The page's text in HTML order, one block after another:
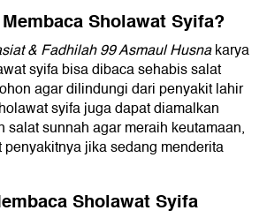
Sholawat Syifa?
& Fadhilah 99 Asmaul Husnakarya
syifa bisa dibaca sehabis salat
agar dilindungi dari penyakit lahir
syifa juga dapat diamalkan
salat sunnah agar meraih keutamaan,
jika sedang menderita
Sholawat Syifa